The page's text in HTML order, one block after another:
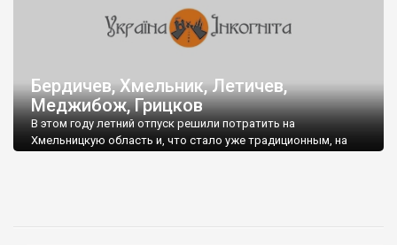
Бердичев, Хмельник, Летичев,
Меджибож, Грицков
В этом году летний отпуск решили потратить на
Хмельницкую область и, что стало уже традиционным, на
"Подільські Товтри". Очень удобно добираться до основных